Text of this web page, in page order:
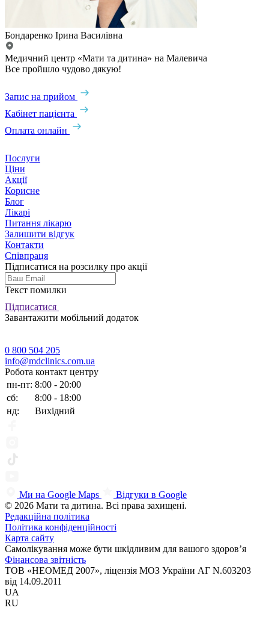
Бондаренко Ірина Василівна
Медичний центр «Мати та дитина» на Малевича
Все пройшло чудово дякую!
Запис на прийом
Кабінет пацієнта
Оплата онлайн
Послуги
Ціни
Акції
Корисне
Блог
Лікарі
Питання лікарю
Залишити відгук
Контакти
Співпраця
Підписатися на розсилку про акції
Текст помилки
Підписатися
Завантажити мобільний додаток
0 800 504 205
info@mdclinics.com.ua
Робота контакт центру
пн-пт: 8:00 - 20:00
сб:
8:00 - 18:00
нд:
Вихідний
Ми на Google Maps
Відгуки в Google
© 2026 Мати та дитина. Всі права захищені.
Редакційна політика
Політика конфіденційності
Карта сайту
Самолікування може бути шкідливим для вашого здоров’я
Фінансова звітність
ТОВ «НЕОМЕД 2007», ліцензія МОЗ України АГ N.603203
від 14.09.2011
UA
RU